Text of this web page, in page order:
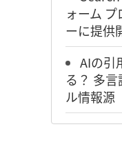
ォーム
ーに提供
AIの引
る？ 多
ル情報源